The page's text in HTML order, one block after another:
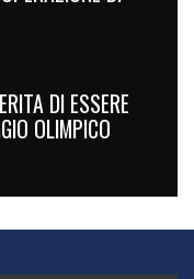
DI ESSERE
OLIMPICO